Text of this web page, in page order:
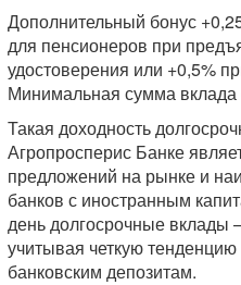
Дополнительный бонус
для пенсионеров при
удостоверения или +0,5%
Минимальная сумма вклада
Такая доходность
Агропросперис Банке
предложений на рынке и
банков с иностранным
день долгосрочные вклады
учитывая четкую
банковским депозитам.